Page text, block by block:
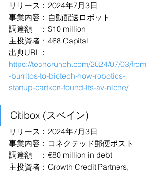
リリース：2024年7月3日
事業内容：自動配送ロボット
調達額　：$10 million
主投資者：468 Capital
出典URL：
https://techcrunch.com/2024/07/03/from
-burritos-to-biotech-how-robotics-
startup-cartken-found-its-av-niche/
Citibox (スペイン)
リリース：2024年7月3日
事業内容：コネクテッド郵便ポスト
調達額　：€80 million in debt
主投資者：Growth Credit Partners,